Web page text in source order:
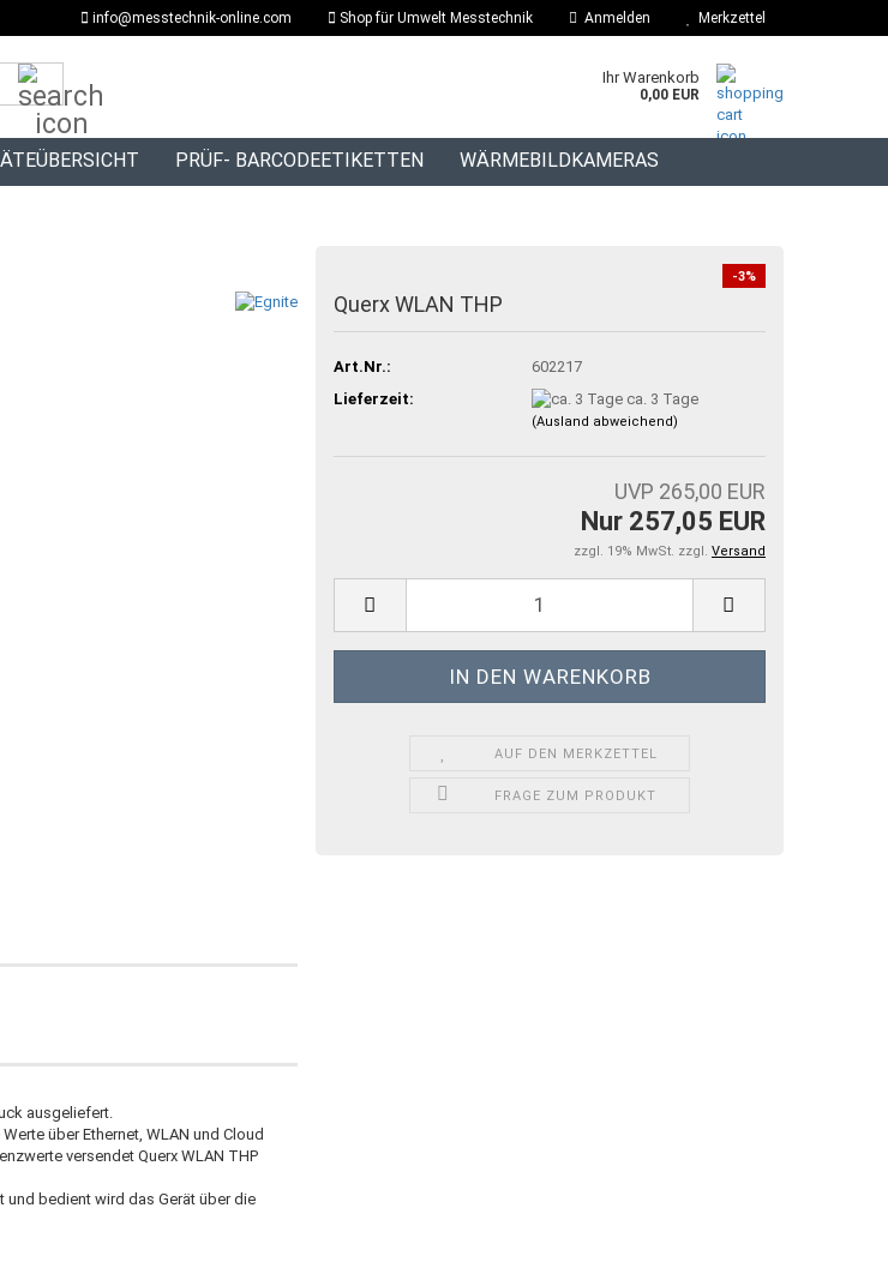
info@messtechnik-online.com Shop für Umwelt Messtechnik Anmelden Merkzettel
Ihr Warenkorb
0,00 EUR
PRÜF- BARCODEETIKETTEN WÄRMEBILDKAMERAS
-3%
Querx WLAN THP
Art.Nr.:
602217
Lieferzeit:
ca. 3 Tage
(Ausland abweichend)
UVP 265,00 EUR
Nur 257,05 EUR
zzgl. 19% MwSt. zzgl. Versand
AUF DEN MERKZETTEL
FRAGE ZUM PRODUKT
ausgeliefert.
über Ethernet, WLAN und Cloud
versendet Querx WLAN THP
bedient wird das Gerät über die